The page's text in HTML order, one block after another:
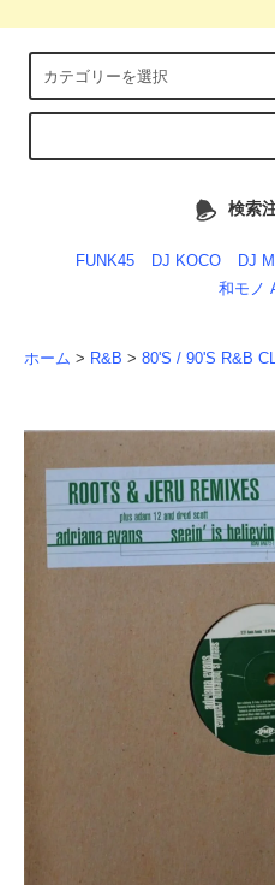
検索
FUNK45 DJ KOCO DJ
和モノ
ホーム > R&B > 80'S / 90'S R&B